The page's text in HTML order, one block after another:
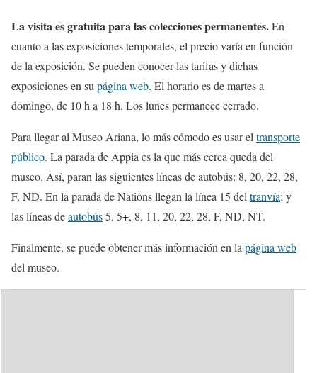
La visita es gratuita para las colecciones permanentes.En
cuanto a las exposiciones temporales, el precio varía en función
de la exposición. Se pueden conocer las tarifas y dichas
exposiciones en su página web. El horario es de martes a
domingo, de 10 h a 18 h. Los lunes permanece cerrado.
Para llegar al Museo Ariana, lo más cómodo es usar el transporte
público. La parada de Appia es la que más cerca queda del
museo. Así, paran las siguientes líneas de autobús: 8, 20, 22, 28,
F, ND. En la parada de Nations llegan la línea 15 del tranvía; y
las líneas deautobús5, 5+, 8, 11, 20, 22, 28, F, ND, NT.
Finalmente, se puede obtener más información en la página web
del museo.